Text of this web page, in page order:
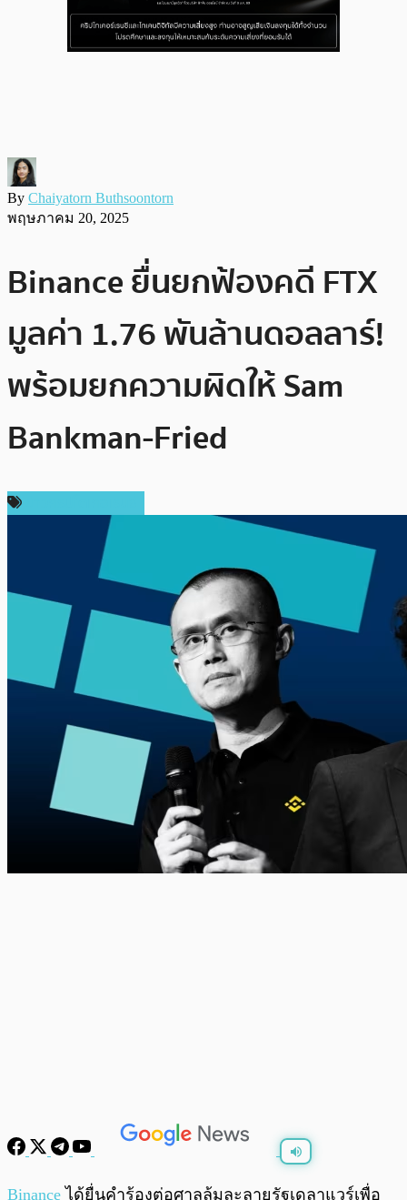
By Chaiyatorn Buthsoontorn
พฤษภาคม 20, 2025
Binance ยื่นยกฟ้องคดี FTX
มูลค่า 1.76 พันล้านดอลลาร์!
พร้อมยกความผิดให้ Sam
Bankman-Fried
พร้อมเล่น 0:00
Binance ได้ยื่นคำร้องต่อศาลล้มละลายรัฐเดลาแวร์เพื่อ